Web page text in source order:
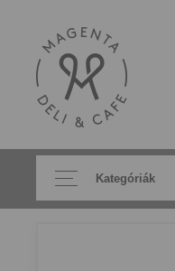
Kategóriák